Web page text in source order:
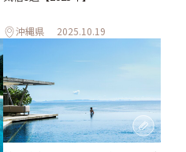
沖縄県 2025.10.19